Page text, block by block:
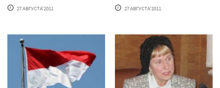
27 АВГУСТА'2011 27 АВГУСТА'2011